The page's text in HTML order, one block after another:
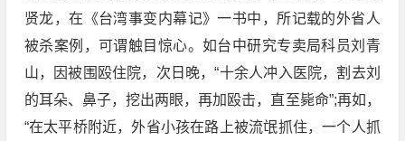
贤龙，在《台湾事变内幕记》一书中，所记载的外省人
被杀案例，可谓触目惊心。如台中研究专卖局科员刘青
山，因被围殴住院，次日晚，“十余人冲入医院，割去刘
的耳朵、鼻子，挖出两眼，再加殴击，直至毙命”;再如，
“在太平桥附近，外省小孩在路上被流氓抓住，一个人抓